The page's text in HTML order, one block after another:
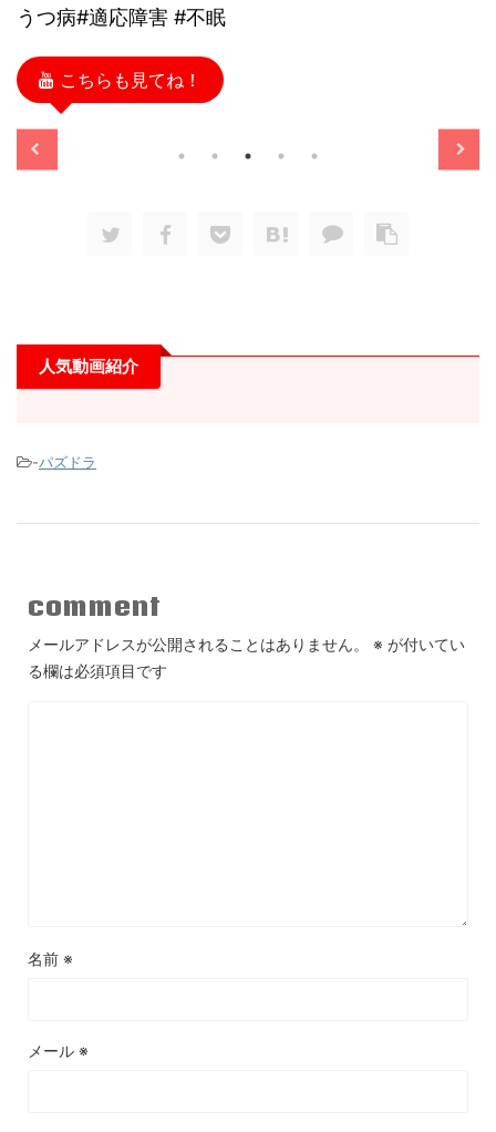
うつ病#適応障害 #不眠
こちらも見てね！
11/13
人気動画紹介
-パズドラ
comment
メールアドレスが公開されることはありません。 ※ が付いてい
る欄は必須項目です
名前 ※
メール ※